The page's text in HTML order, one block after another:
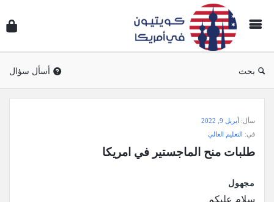
بحث أسأل سؤال
وجواب
أمريكا
الاحدث
سأل: أبريل 9, 2022
في: التعليم العالي
طلبات منح الماجستير في امريكا
مجهول
سلام عليكم